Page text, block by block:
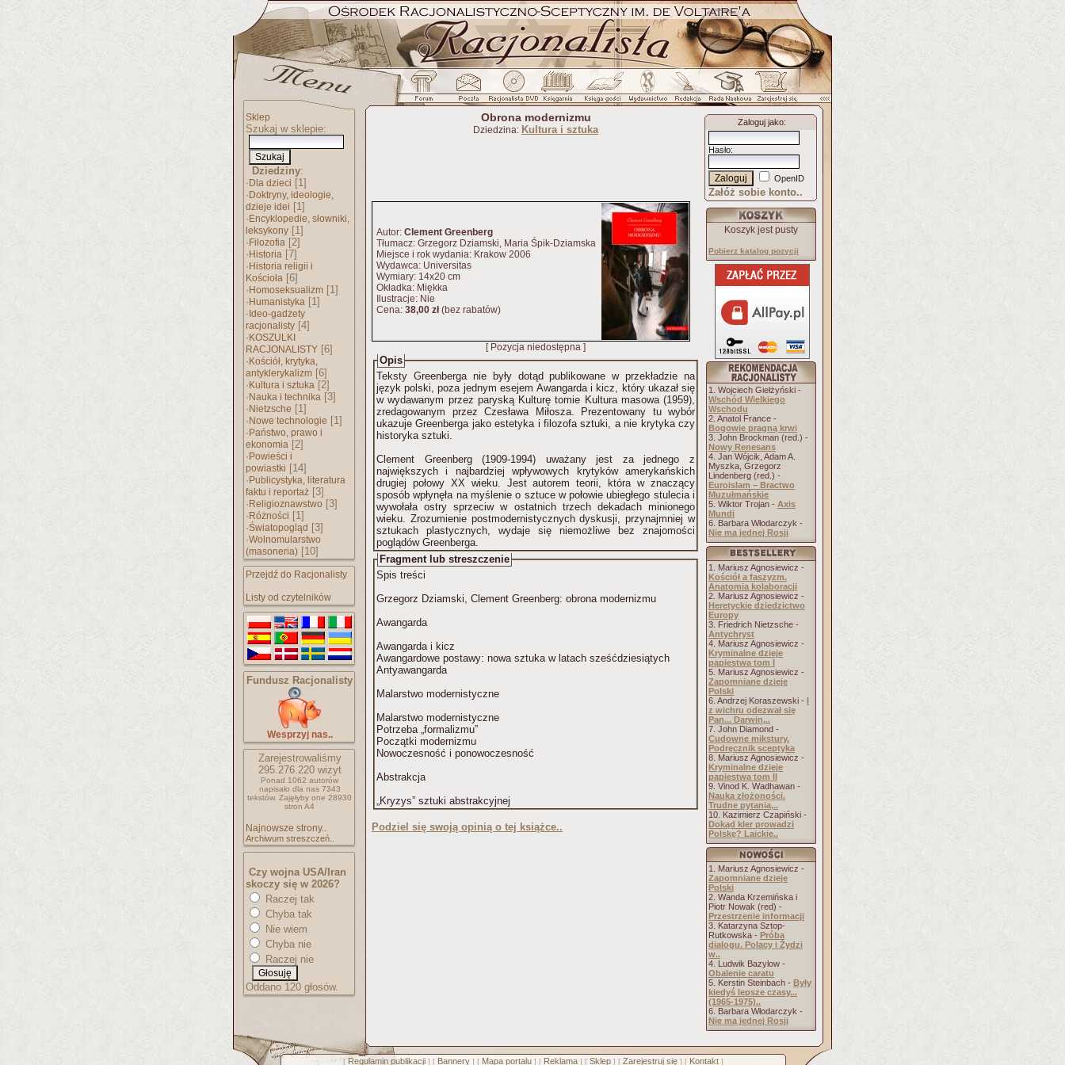
Sklep
Szukaj w sklepie:
Dziedziny:
· Dla dzieci [1]
· Doktryny, ideologie,
dzieje idei [1]
· Encyklopedie, słowniki,
leksykony [1]
· Filozofia [2]
· Historia [7]
· Historia religii i
Kościoła [6]
· Homoseksualizm [1]
· Humanistyka [1]
· Ideo-gadżety
racjonalisty [4]
· KOSZULKI
RACJONALISTY [6]
· Kościół, krytyka,
antyklerykalizm [6]
· Kultura i sztuka [2]
· Nauka i technika [3]
· Nietzsche [1]
· Nowe technologie [1]
· Państwo, prawo i
ekonomia [2]
· Powieści i
powiastki [14]
· Publicystyka, literatura
faktu i reportaż [3]
· Religioznawstwo [3]
· Różności [1]
·Światopogląd [3]
·Wolnomularstwo
(masoneria) [10]
Przejdź do Racjonalisty
Listy od czytelników
Fundusz Racjonalisty
Wesprzyj nas..
Zarejestrowaliśmy
295.276.220wizyt
Ponad 1062 autorów
napisało dla nas 7343
tekstów. Zajęłyby one 28930
stron A4
Najnowsze strony..
Archiwum streszczeń..
Czy wojna USA/Iran
skoczy się w 2026?
Raczej tak
Chyba tak
Nie wiem
Chyba nie
Raczej nie
Oddano 120 głosów.
Obrona modernizmu
Dziedzina: Kultura i sztuka
Autor: Clement Greenberg
Tłumacz: Grzegorz Dziamski, Maria Śpik-Dziamska
Miejsce i rok wydania: Krakow 2006
Wydawca: Universitas
Wymiary: 14x20 cm
Okładka: Miękka
Ilustracje: Nie
Cena: 38,00 zł(bez rabatów)
[ Pozycja niedostępna ]
Opis
Teksty Greenberga nie były dotąd publikowane w przekładzie na
język polski, poza jednym esejem Awangarda i kicz, który ukazał się
w wydawanym przez paryską Kulturę tomie Kultura masowa (1959),
zredagowanym przez Czesława Miłosza. Prezentowany tu wybór
ukazuje Greenberga jako estetyka i filozofa sztuki, a nie krytyka czy
historyka sztuki.
Clement Greenberg (1909-1994) uważany jest za jednego z
największych i najbardziej wpływowych krytyków amerykańskich
drugiej połowy XX wieku. Jest autorem teorii, która w znaczący
sposób wpłynęła na myślenie o sztuce w połowie ubiegłego stulecia i
wywołała ostry sprzeciw w ostatnich trzech dekadach minionego
wieku. Zrozumienie postmodernistycznych dyskusji, przynajmniej w
sztukach plastycznych, wydaje się niemożliwe bez znajomości
poglądów Greenberga.
Fragment lub streszczenie
Spis treści
Grzegorz Dziamski, Clement Greenberg: obrona modernizmu
Awangarda
Awangarda i kicz
Awangardowe postawy: nowa sztuka w latach sześćdziesiątych
Antyawangarda
Malarstwo modernistyczne
Malarstwo modernistyczne
Potrzeba „formalizmu”
Początki modernizmu
Nowoczesność i ponowoczesność
Abstrakcja
„Kryzys” sztuki abstrakcyjnej
Podziel się swoją opinią o tej książce..
Zaloguj jako:
Hasło:
OpenID
Załóż sobie konto..
Koszyk jest pusty
Pobierz katalog pozycji
1. Wojciech Giełżyński -
Wschód Wielkiego
Wschodu
2. Anatol France -
Bogowie pragną krwi
3. John Brockman (red.) -
Nowy Renesans
4. Jan Wójcik, Adam A.
Myszka, Grzegorz
Lindenberg (red.) -
Euroislam – Bractwo
Muzułmańskie
5. Wiktor Trojan - Axis
Mundi
6. Barbara Włodarczyk -
Nie ma jednej Rosji
1. Mariusz Agnosiewicz -
Kościół a faszyzm.
Anatomia kolaboracji
2. Mariusz Agnosiewicz -
Heretyckie dziedzictwo
Europy
3. Friedrich Nietzsche -
Antychryst
4. Mariusz Agnosiewicz -
Kryminalne dzieje
papiestwa tom I
5. Mariusz Agnosiewicz -
Zapomniane dzieje
Polski
6. Andrzej Koraszewski - I
z wichru odezwał się
Pan... Darwin,..
7. John Diamond -
Cudowne mikstury.
Podręcznik sceptyka
8. Mariusz Agnosiewicz -
Kryminalne dzieje
papiestwa tom II
9. Vinod K. Wadhawan -
Nauka złożoności.
Trudne pytania,..
10. Kazimierz Czapiński -
Dokąd kler prowadzi
Polskę? Laickie..
1. Mariusz Agnosiewicz -
Zapomniane dzieje
Polski
2. Wanda Krzemińska i
Piotr Nowak (red) -
Przestrzenie informacji
3. Katarzyna Sztop-
Rutkowska - Próba
dialogu. Polacy i Żydzi
w..
4. Ludwik Bazylow -
Obalenie caratu
5. Kerstin Steinbach - Były
kiedyś lepsze czasy...
(1965-1975)..
6. Barbara Włodarczyk -
Nie ma jednej Rosji
[ Regulamin publikacji] [ Bannery] [ Mapa portalu] [ Reklama] [ Sklep] [ Zarejestruj się] [ Kontakt]